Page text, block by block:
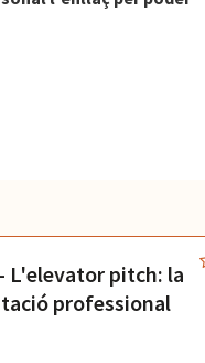
L'elevator pitch: la
professional